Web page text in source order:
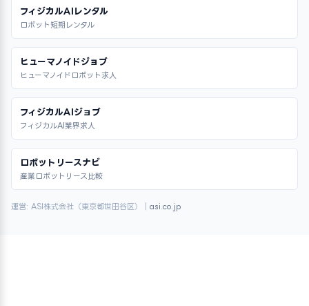
フィジカルAIレンタル
ロボット短期レンタル
ヒューマノイドジョブ
ヒューマノイドロボット求人
フィジカルAIジョブ
フィジカルAI業界求人
ロボットリースナビ
産業ロボットリース比較
運営: ASI株式会社（東京都世田谷区）｜ asi.co.jp